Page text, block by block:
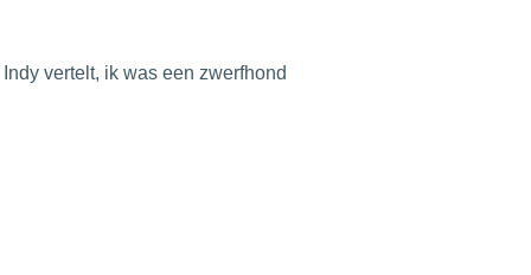
Indy vertelt, ik was een zwerfhond